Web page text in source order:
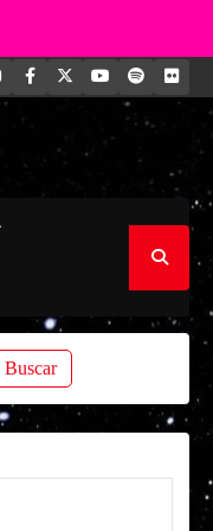
a Argentina en doble
INSTAGRAM
FACEBOOK YOUTUBE
SPOTIFY